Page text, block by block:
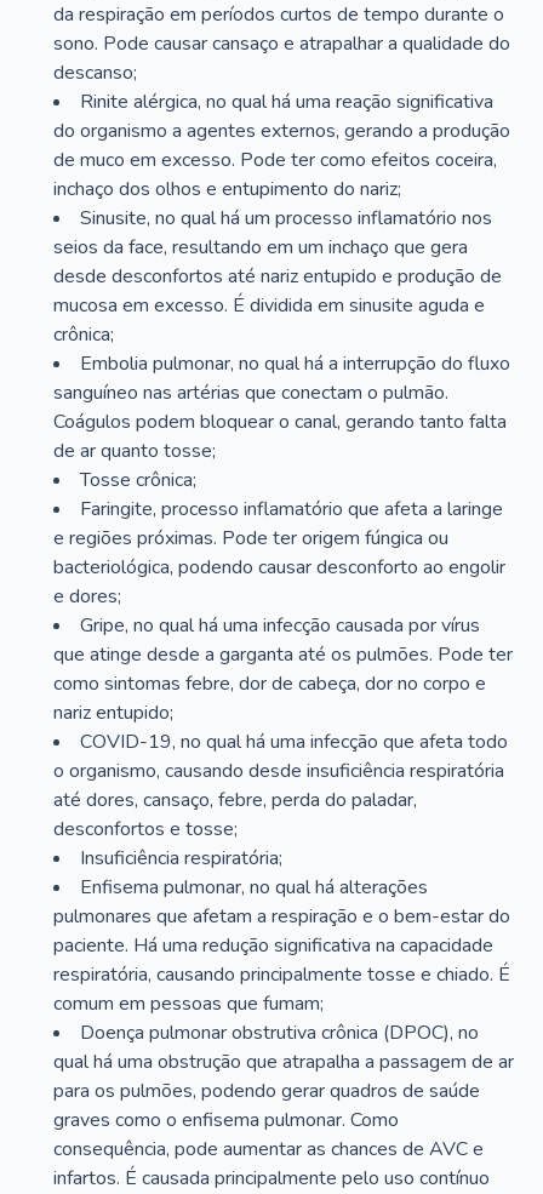
da respiração em períodos curtos de tempo durante o
sono. Pode causar cansaço e atrapalhar a qualidade do
descanso;
Rinite alérgica, no qual há uma reação significativa
do organismo a agentes externos, gerando a produção
de muco em excesso. Pode ter como efeitos coceira,
inchaço dos olhos e entupimento do nariz;
Sinusite, no qual há um processo inflamatório nos
seios da face, resultando em um inchaço que gera
desde desconfortos até nariz entupido e produção de
mucosa em excesso. É dividida em sinusite aguda e
crônica;
Embolia pulmonar, no qual há a interrupção do fluxo
sanguíneo nas artérias que conectam o pulmão.
Coágulos podem bloquear o canal, gerando tanto falta
de ar quanto tosse;
Tosse crônica;
Faringite, processo inflamatório que afeta a laringe
e regiões próximas. Pode ter origem fúngica ou
bacteriológica, podendo causar desconforto ao engolir
e dores;
Gripe, no qual há uma infecção causada por vírus
que atinge desde a garganta até os pulmões. Pode ter
como sintomas febre, dor de cabeça, dor no corpo e
nariz entupido;
COVID-19, no qual há uma infecção que afeta todo
o organismo, causando desde insuficiência respiratória
até dores, cansaço, febre, perda do paladar,
desconfortos e tosse;
Insuficiência respiratória;
Enfisema pulmonar, no qual há alterações
pulmonares que afetam a respiração e o bem-estar do
paciente. Há uma redução significativa na capacidade
respiratória, causando principalmente tosse e chiado. É
comum em pessoas que fumam;
Doença pulmonar obstrutiva crônica (DPOC), no
qual há uma obstrução que atrapalha a passagem de ar
para os pulmões, podendo gerar quadros de saúde
graves como o enfisema pulmonar. Como
consequência, pode aumentar as chances de AVC e
infartos. É causada principalmente pelo uso contínuo